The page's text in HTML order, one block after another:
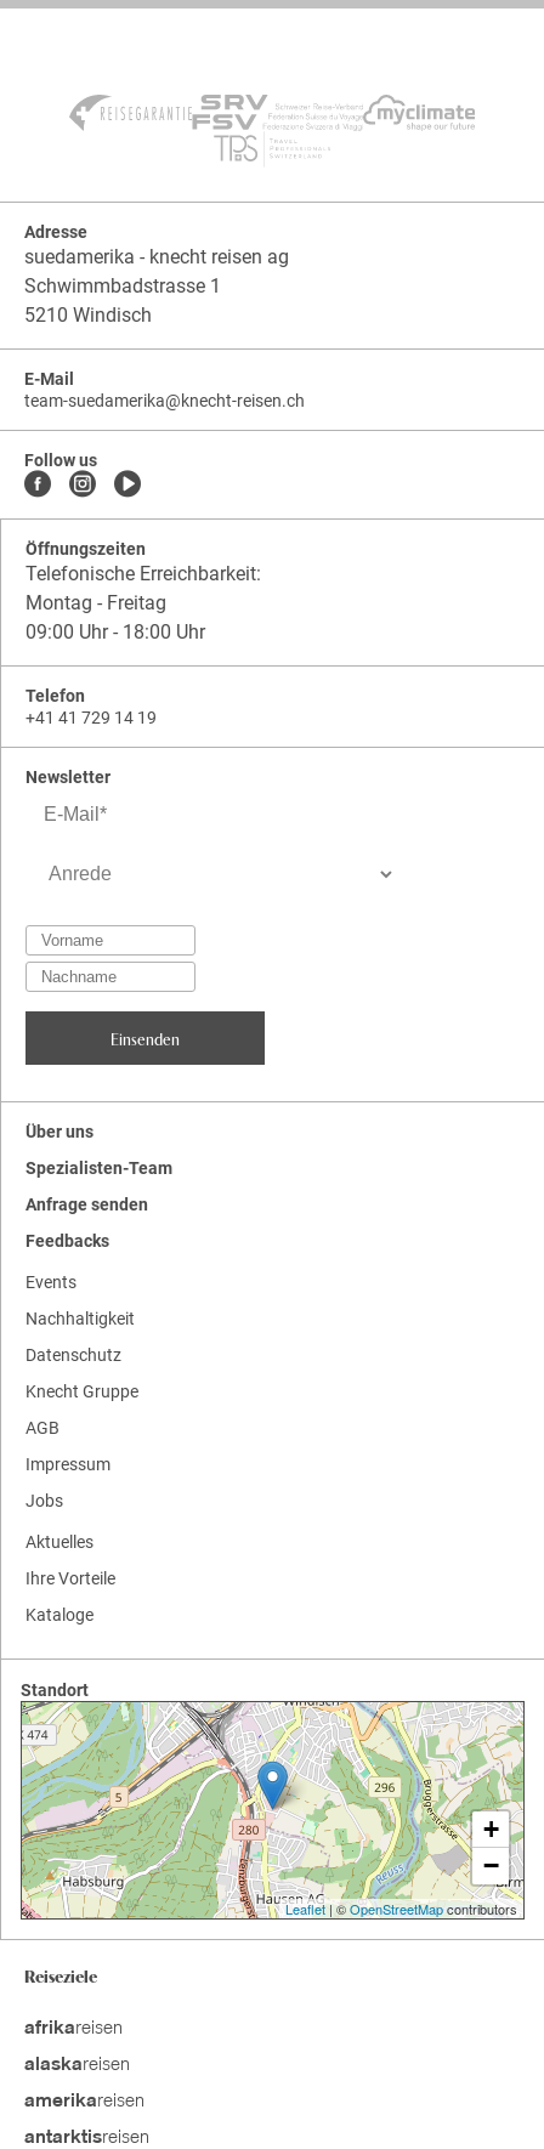
Adresse
suedamerika - knecht reisen ag
Schwimmbadstrasse 1
5210 Windisch
E-Mail
team-suedamerika@knecht-reisen.ch
Follow us
Öffnungszeiten
Telefonische Erreichbarkeit:
Montag - Freitag
09:00 Uhr - 18:00 Uhr
Telefon
+41 41 729 14 19
Newsletter
Über uns
Spezialisten-Team
Anfrage senden
Feedbacks
Events
Nachhaltigkeit
Datenschutz
Knecht Gruppe
AGB
Impressum
Jobs
Aktuelles
Ihre Vorteile
Kataloge
Standort
+
−
Leaflet| ©OpenStreetMapcontributors
Reiseziele
afrikareisen
alaskareisen
amerikareisen
antarktisreisen